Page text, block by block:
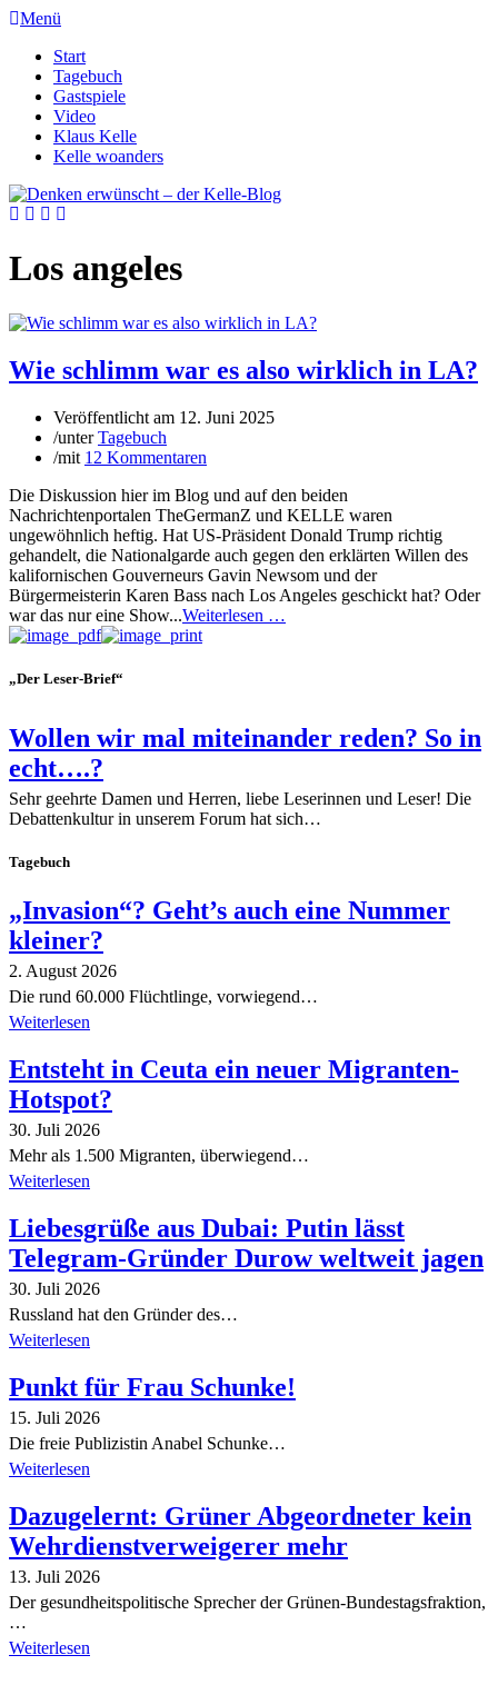
Menü
Start
Tagebuch
Gastspiele
Video
Klaus Kelle
Kelle woanders
Los angeles
Wie schlimm war es also wirklich in LA?
Veröffentlicht am 12. Juni 2025
/unterTagebuch
/mit 12 Kommentaren
Die Diskussion hier im Blog und auf den beiden
Nachrichtenportalen TheGermanZ und KELLE waren
ungewöhnlich heftig. Hat US-Präsident Donald Trump richtig
gehandelt, die Nationalgarde auch gegen den erklärten Willen des
kalifornischen Gouverneurs Gavin Newsom und der
Bürgermeisterin Karen Bass nach Los Angeles geschickt hat? Oder
war das nur eine Show...Weiterlesen …
„Der Leser-Brief“
Wollen wir mal miteinander reden? So in
echt….?
Sehr geehrte Damen und Herren, liebe Leserinnen und Leser! Die
Debattenkultur in unserem Forum hat sich…
Tagebuch
„Invasion“? Geht’s auch eine Nummer
kleiner?
2. August 2026
Die rund 60.000 Flüchtlinge, vorwiegend…
Weiterlesen
Entsteht in Ceuta ein neuer Migranten-
Hotspot?
30. Juli 2026
Mehr als 1.500 Migranten, überwiegend…
Weiterlesen
Liebesgrüße aus Dubai: Putin lässt
Telegram-Gründer Durow weltweit jagen
30. Juli 2026
Russland hat den Gründer des…
Weiterlesen
Punkt für Frau Schunke!
15. Juli 2026
Die freie Publizistin Anabel Schunke…
Weiterlesen
Dazugelernt: Grüner Abgeordneter kein
Wehrdienstverweigerer mehr
13. Juli 2026
Der gesundheitspolitische Sprecher der Grünen-Bundestagsfraktion,
…
Weiterlesen